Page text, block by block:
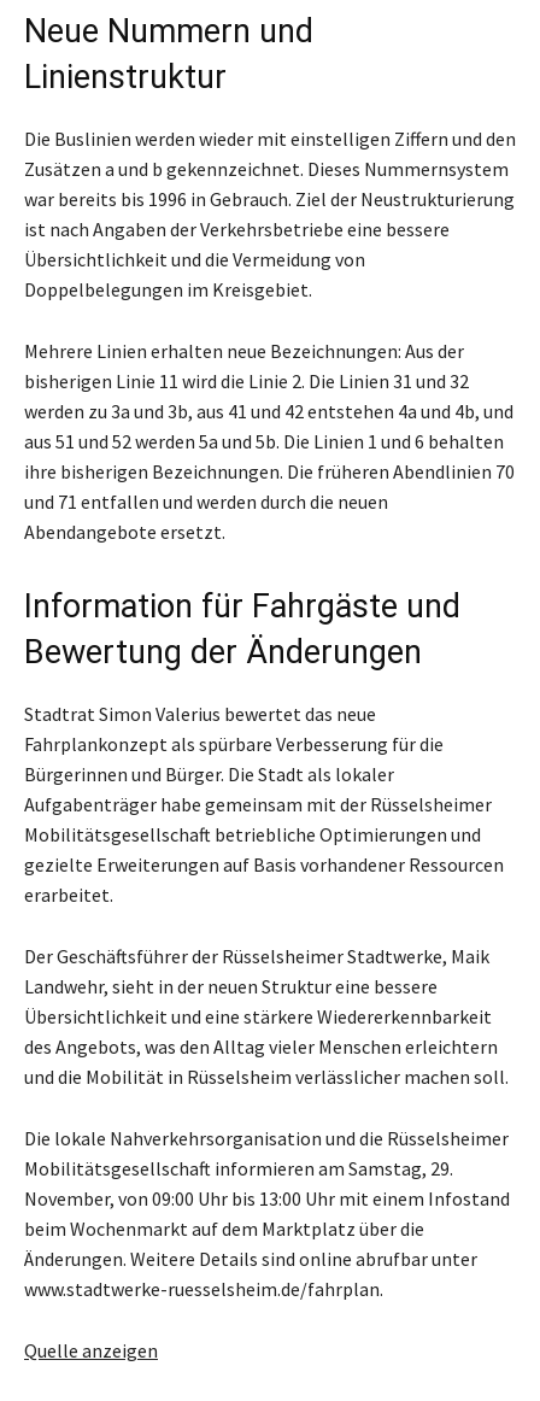
Neue Nummern und
Linienstruktur
Die Buslinien werden wieder mit einstelligen Ziffern und den
Zusätzen a und b gekennzeichnet. Dieses Nummernsystem
war bereits bis 1996 in Gebrauch. Ziel der Neustrukturierung
ist nach Angaben der Verkehrsbetriebe eine bessere
Übersichtlichkeit und die Vermeidung von
Doppelbelegungen im Kreisgebiet.
Mehrere Linien erhalten neue Bezeichnungen: Aus der
bisherigen Linie 11 wird die Linie 2. Die Linien 31 und 32
werden zu 3a und 3b, aus 41 und 42 entstehen 4a und 4b, und
aus 51 und 52 werden 5a und 5b. Die Linien 1 und 6 behalten
ihre bisherigen Bezeichnungen. Die früheren Abendlinien 70
und 71 entfallen und werden durch die neuen
Abendangebote ersetzt.
Information für Fahrgäste und
Bewertung der Änderungen
Stadtrat Simon Valerius bewertet das neue
Fahrplankonzept als spürbare Verbesserung für die
Bürgerinnen und Bürger. Die Stadt als lokaler
Aufgabenträger habe gemeinsam mit der Rüsselsheimer
Mobilitätsgesellschaft betriebliche Optimierungen und
gezielte Erweiterungen auf Basis vorhandener Ressourcen
erarbeitet.
Der Geschäftsführer der Rüsselsheimer Stadtwerke, Maik
Landwehr, sieht in der neuen Struktur eine bessere
Übersichtlichkeit und eine stärkere Wiedererkennbarkeit
des Angebots, was den Alltag vieler Menschen erleichtern
und die Mobilität in Rüsselsheim verlässlicher machen soll.
Die lokale Nahverkehrsorganisation und die Rüsselsheimer
Mobilitätsgesellschaft informieren am Samstag, 29.
November, von 09:00 Uhr bis 13:00 Uhr mit einem Infostand
beim Wochenmarkt auf dem Marktplatz über die
Änderungen. Weitere Details sind online abrufbar unter
www.stadtwerke-ruesselsheim.de/fahrplan.
Quelle anzeigen